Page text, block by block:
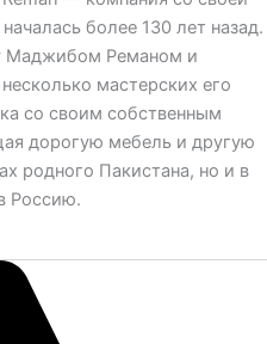
более 130 лет назад.
Маджибом Реманом и
мастерских его
со своим собственным
дорогую мебель и другую
родного Пакистана, но и в
Россию.